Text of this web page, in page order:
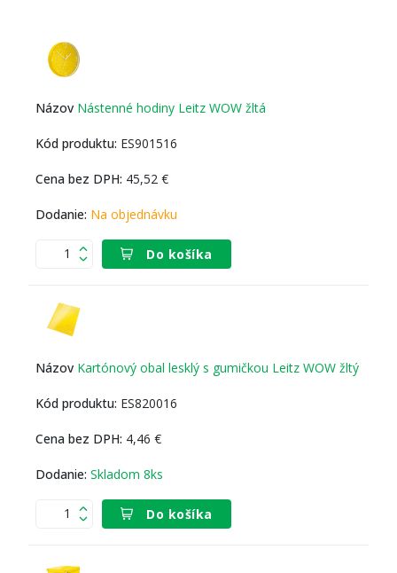
Nástenné hodiny Leitz WOW žltá
ES901516
45,52 €
Na objednávku
Do košíka
Kartónový obal lesklý s gumičkou Leitz WOW žltý
ES820016
4,46 €
Skladom 8ks
Do košíka